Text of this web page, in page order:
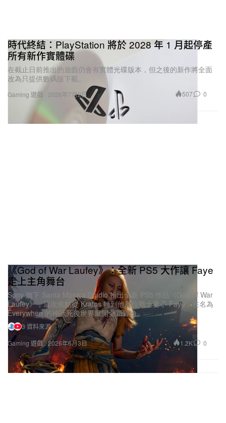
Gaming 遊戲
時代終結：PlayStation 將於 2028 年 1 月起停產
所有新作實體碟
在截止日前推出的遊戲仍會有實體光碟版本，但之後的新作將全面
改為只提供數碼版下載。
2026年7月2日 507 0
Gaming 遊戲
《God of War Laufey》：全新 PS5 大作讓 Faye
走上主角舞台
Sony 旗下 Santa Monica Studio 推出全新 PS5 作品《God of War
Laufey》，這次焦點從 Kratos 轉到他那位戰士妻子 Faye，在名為
Everywhen 的神話死後世界展開全新冒險。
3 資料來源
2026年6月3日
1.2K 0